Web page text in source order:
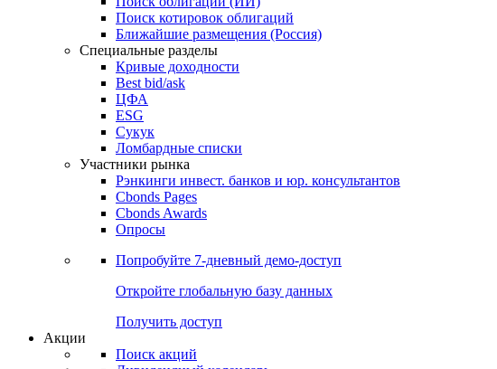
Облигации
Поиски
Поиск облигаций & Карты рынка
Поиск облигаций (ИИ)
Поиск котировок облигаций
Ближайшие размещения (Россия)
Специальные разделы
Кривые доходности
Best bid/ask
ЦФА
ESG
Сукук
Ломбардные списки
Участники рынка
Рэнкинги инвест. банков и юр. консультантов
Cbonds Pages
Cbonds Awards
Опросы
Попробуйте7-дневный
Откройте глобальную базу данных